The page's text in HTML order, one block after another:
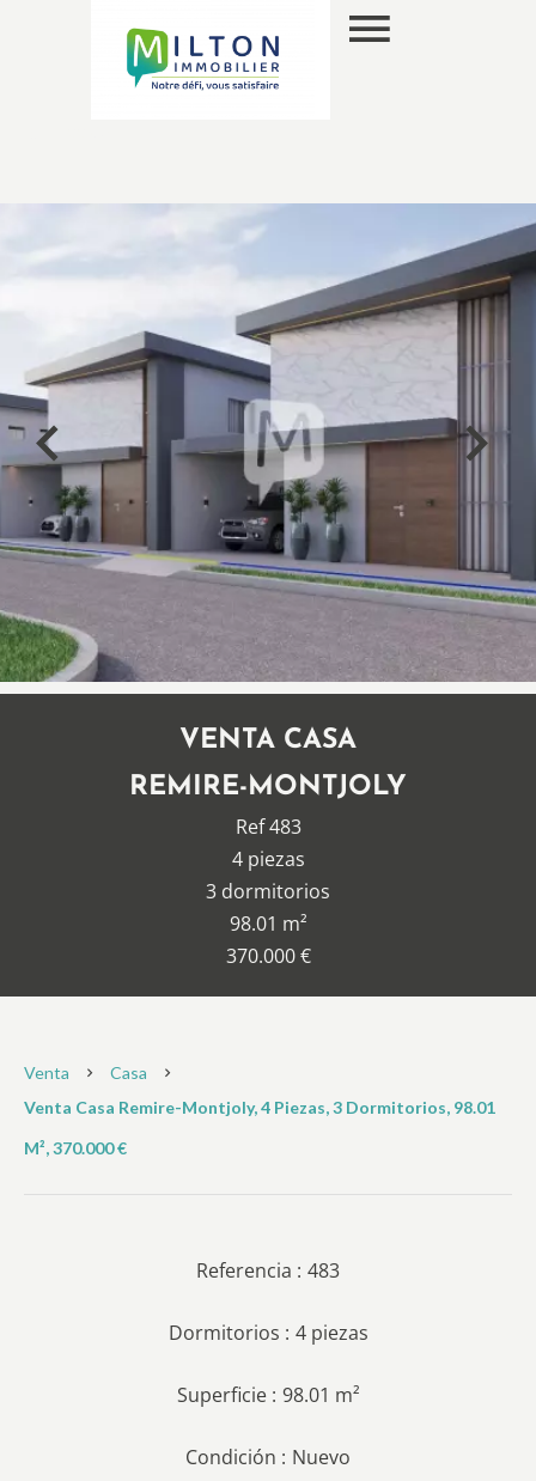
VENTA CASA
REMIRE-MONTJOLY
Ref 483
4 piezas
3 dormitorios
98.01 m²
370.000 €
Venta
Casa
Venta Casa Remire-Montjoly, 4 Piezas, 3 Dormitorios, 98.01
M², 370.000 €
Referencia 483
Dormitorios 4 piezas
Superficie 98.01 m²
Condición Nuevo